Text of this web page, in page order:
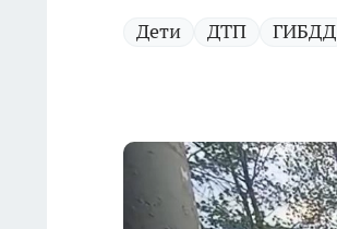
Дети ДТП ГИБДД